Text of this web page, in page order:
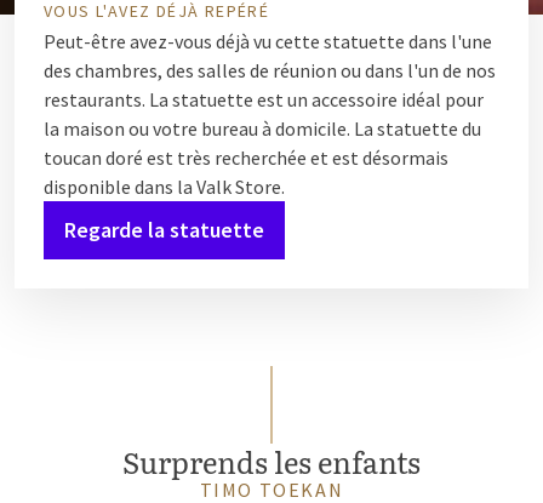
VOUS L'AVEZ DÉJÀ REPÉRÉ
Peut-être avez-vous déjà vu cette statuette dans l'une
des chambres, des salles de réunion ou dans l'un de nos
restaurants. La statuette est un accessoire idéal pour
la maison ou votre bureau à domicile. La statuette du
toucan doré est très recherchée et est désormais
disponible dans la Valk Store.
Regarde la statuette
Surprends les enfants
TIMO TOEKAN